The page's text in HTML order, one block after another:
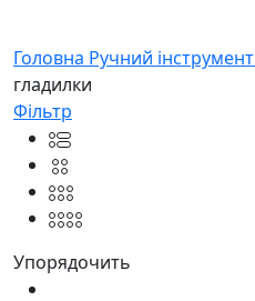
Головнa Ручний інструмент
гладилки
Фільтр
Упорядочить